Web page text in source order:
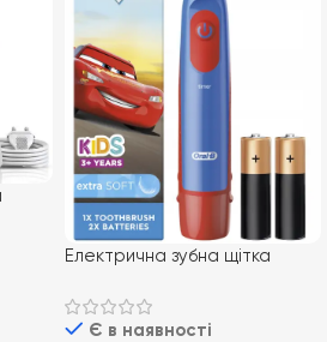
Електрична зубна щітка
(Cars)
Є в наявності